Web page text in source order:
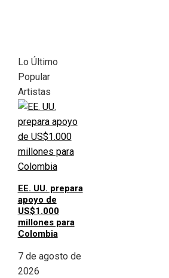
Lo Último
Popular
Artistas
EE. UU. prepara
apoyo de
US$1.000
millones para
Colombia
7 de agosto de
2026